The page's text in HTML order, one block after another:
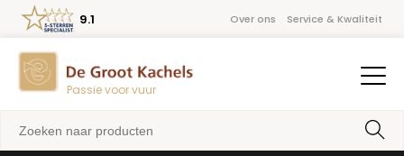
Over ons Service & Kwaliteit
Passie voor vuur
9.1